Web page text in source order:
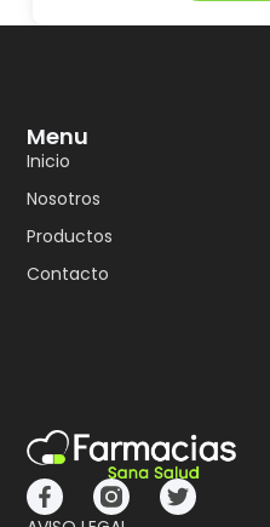
Menu
Inicio
Nosotros
Productos
Contacto